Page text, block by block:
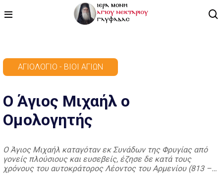
ΠΡΟΓΡΑΜΜΑ
ΒΙΝΤΕΟ
ΑΡΘΡΟΓΡΑΦΙΑ
ΕΠΙΚΟΙΝΩΝΙΑ
ΑΓΙΟΛΌΓΙΟ - ΒΊΟΙ ΑΓΊΩΝ
Ο Άγιος Μιχαήλ ο
Ομολογητής
Ο Άγιος Μιχαήλ καταγόταν εκ Συνάδων της Φρυγίας από
γονείς πλούσιους και ευσεβείς, έζησε δε κατά τους
χρόνους του αυτοκράτορος Λέοντος του Αρμενίου (813 –